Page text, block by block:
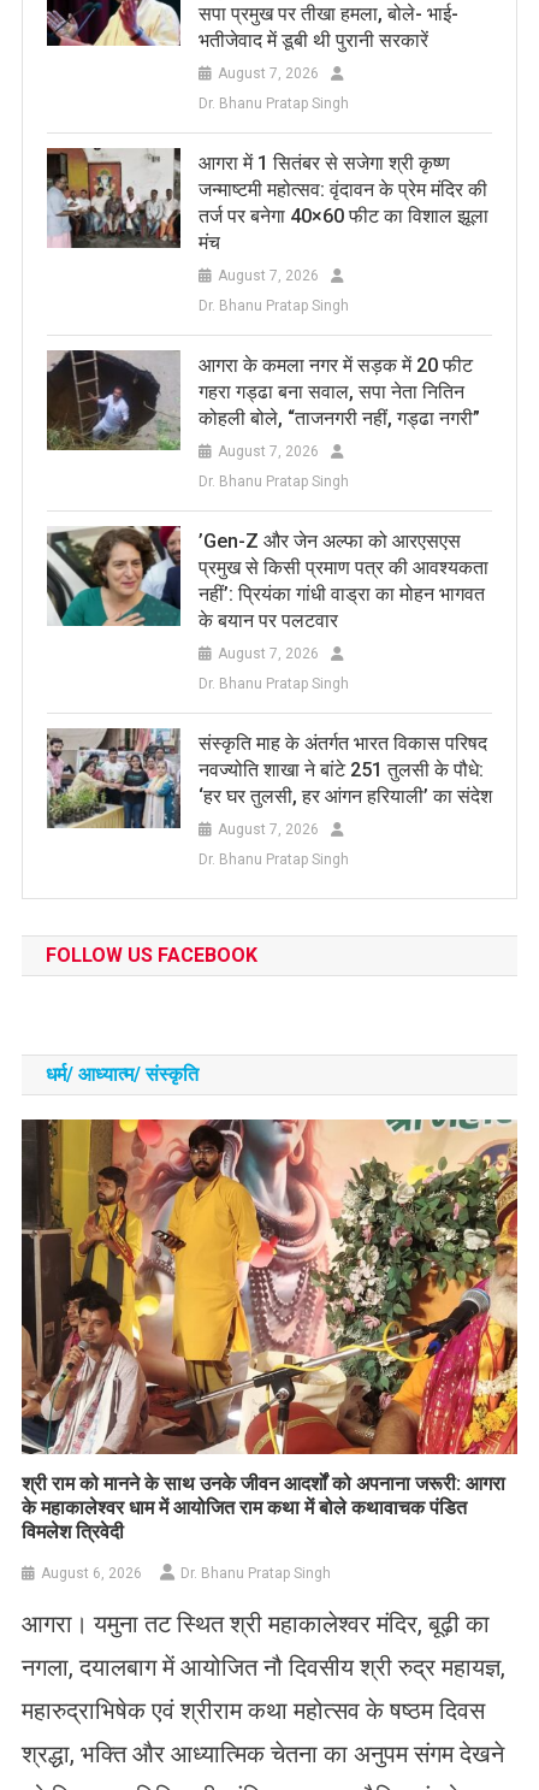
सपा प्रमुख पर तीखा हमला, बोले- भाई-
भतीजेवाद में डूबी थी पुरानी सरकारें
August 7, 2026
Dr. Bhanu Pratap Singh
आगरा में 1 सितंबर से सजेगा श्री कृष्ण
जन्माष्टमी महोत्सव: वृंदावन के प्रेम मंदिर की
तर्ज पर बनेगा 40×60 फीट का विशाल झूला
मंच
August 7, 2026
Dr. Bhanu Pratap Singh
आगरा के कमला नगर में सड़क में 20 फीट
गहरा गड्ढा बना सवाल, सपा नेता नितिन
कोहली बोले, “ताजनगरी नहीं, गड्ढा नगरी”
August 7, 2026
Dr. Bhanu Pratap Singh
​’Gen-Z और जेन अल्फा को आरएसएस
प्रमुख से किसी प्रमाण पत्र की आवश्यकता
नहीं’: प्रियंका गांधी वाड्रा का मोहन भागवत
के बयान पर पलटवार
August 7, 2026
Dr. Bhanu Pratap Singh
संस्कृति माह के अंतर्गत भारत विकास परिषद
नवज्योति शाखा ने बांटे 251 तुलसी के पौधे:
‘हर घर तुलसी, हर आंगन हरियाली’ का संदेश
August 7, 2026
Dr. Bhanu Pratap Singh
FOLLOW US FACEBOOK
धर्म/ आध्‍यात्‍म/ संस्‍कृति
​श्री राम को मानने के साथ उनके जीवन आदर्शों को अपनाना जरूरी: आगरा
के महाकालेश्वर धाम में आयोजित राम कथा में बोले कथावाचक पंडित
विमलेश त्रिवेदी
August 6, 2026 Dr. Bhanu Pratap Singh
आगरा। यमुना तट स्थित श्री महाकालेश्वर मंदिर, बूढ़ी का
नगला, दयालबाग में आयोजित नौ दिवसीय श्री रुद्र महायज्ञ,
महारुद्राभिषेक एवं श्रीराम कथा महोत्सव के षष्ठम दिवस
श्रद्धा, भक्ति और आध्यात्मिक चेतना का अनुपम संगम देखने